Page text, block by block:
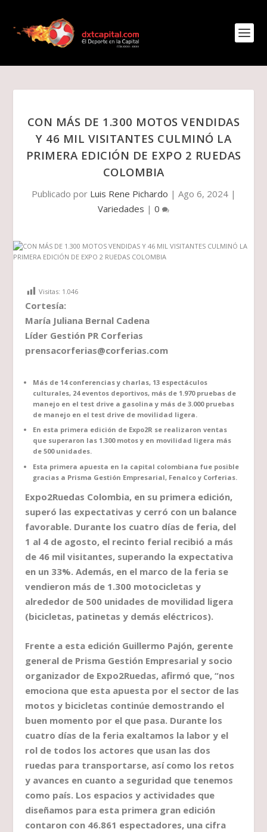
CON MÁS DE 1.300 MOTOS VENDIDAS
Y 46 MIL VISITANTES CULMINÓ LA
PRIMERA EDICIÓN DE EXPO 2 RUEDAS
COLOMBIA
Publicado por Luis Rene Pichardo | Ago 6, 2024|
Variedades | 0
Visitas: 1.046
Cortesía:
María Juliana Bernal Cadena
Líder Gestión PR Corferias
prensacorferias@corferias.com
Más de 14 conferencias y charlas, 13 espectáculos
culturales, 24 eventos deportivos, más de 1.970 pruebas de
manejo en el test drive a gasolina y más de 3.000 pruebas
de manejo en el test drive de movilidad ligera.
En esta primera edición de Expo2R se realizaron ventas
que superaron las 1.300 motos y en movilidad ligera más
de 500 unidades.
Esta primera apuesta en la capital colombiana fue posible
gracias a Prisma Gestión Empresarial, Fenalco y Corferias.
Expo2Ruedas Colombia, en su primera edición,
superó las expectativas y cerró con un balance
favorable. Durante los cuatro días de feria, del
1 al 4 de agosto, el recinto ferial recibió a más
de 46 mil visitantes, superando la expectativa
en un 33%. Además, en el marco de la feria se
vendieron más de 1.300 motocicletas y
alrededor de 500 unidades de movilidad ligera
(bicicletas, patinetas y demás eléctricos).
Frente a esta edición Guillermo Pajón, gerente
general de Prisma Gestión Empresarial y socio
organizador de Expo2Ruedas, afirmó que, “nos
emociona que esta apuesta por el sector de las
motos y bicicletas continúe demostrando el
buen momento por el que pasa. Durante los
cuatro días de la feria exaltamos la labor y el
rol de todos los actores que usan las dos
ruedas para transportarse, así como los retos
y avances en cuanto a seguridad que tenemos
como país. Los espacios y actividades que
diseñamos para esta primera gran edición
contaron con 46.861 espectadores, una cifra